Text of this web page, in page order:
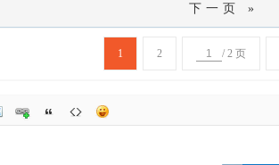
下一页 »
1 2 / 2 页